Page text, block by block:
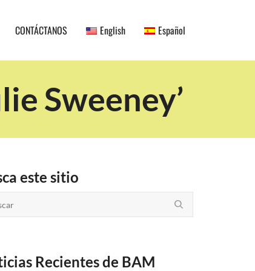
CONTÁCTANOS English Español
Sweeney’
este sitio
Recientes de BAM